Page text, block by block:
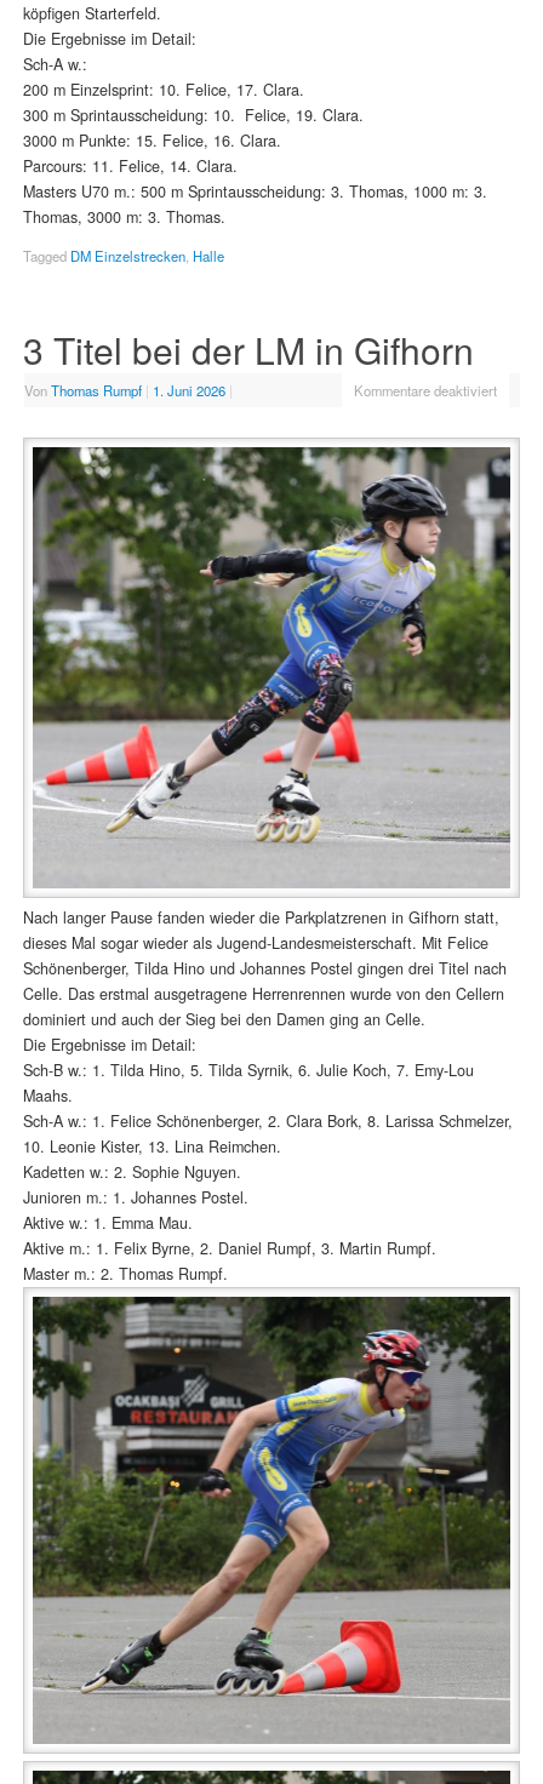
köpfigen Starterfeld.
Die Ergebnisse im Detail:
Sch-A w.:
200 m Einzelsprint: 10. Felice, 17. Clara.
300 m Sprintausscheidung: 10. Felice, 19. Clara.
3000 m Punkte: 15. Felice, 16. Clara.
Parcours: 11. Felice, 14. Clara.
Masters U70 m.: 500 m Sprintausscheidung: 3. Thomas, 1000 m: 3.
Thomas, 3000 m: 3. Thomas.
Tagged DM Einzelstrecken, Halle
3 Titel bei der LM in Gifhorn
VonThomas Rumpf | 1. Juni 2026 | Kommentare deaktiviert
Nach langer Pause fanden wieder die Parkplatzrenen in Gifhorn statt,
dieses Mal sogar wieder als Jugend-Landesmeisterschaft. Mit Felice
Schönenberger, Tilda Hino und Johannes Postel gingen drei Titel nach
Celle. Das erstmal ausgetragene Herrenrennen wurde von den Cellern
dominiert und auch der Sieg bei den Damen ging an Celle.
Die Ergebnisse im Detail:
Sch-B w.: 1. Tilda Hino, 5. Tilda Syrnik, 6. Julie Koch, 7. Emy-Lou
Maahs.
Sch-A w.: 1. Felice Schönenberger, 2. Clara Bork, 8. Larissa Schmelzer,
10. Leonie Kister, 13. Lina Reimchen.
Kadetten w.: 2. Sophie Nguyen.
Junioren m.: 1. Johannes Postel.
Aktive w.: 1. Emma Mau.
Aktive m.: 1. Felix Byrne, 2. Daniel Rumpf, 3. Martin Rumpf.
Master m.: 2. Thomas Rumpf.